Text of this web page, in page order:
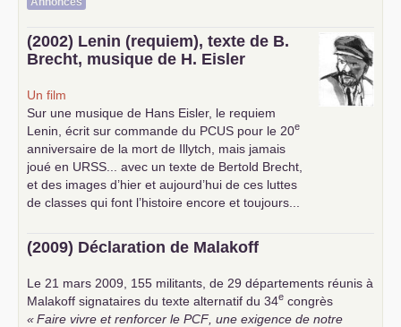
(2002) Lenin (requiem), texte de B.
Brecht, musique de H. Eisler
Un film
Sur une musique de Hans Eisler, le requiem
Lenin, écrit sur commande du PCUS pour le 20e
anniversaire de la mort de Illytch, mais jamais
joué en URSS ... avec un texte de Bertold Brecht,
et des images d’hier et aujourd’hui de ces luttes
de classes qui font l’histoire encore et toujours...
(2009) Déclaration de Malakoff
Le 21 mars 2009, 155 militants, de 29 départements réunis à
Malakoff signataires du texte alternatif du 34e congrès
«Faire vivre et renforcer le PCF , une exigence de notre